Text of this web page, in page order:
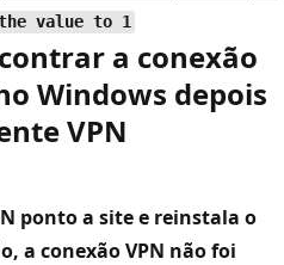
the value to 1
a conexão
Windows depois
VPN
ponto a site e reinstala o
a conexão VPN não foi